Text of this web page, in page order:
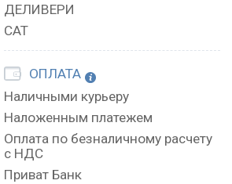
ДЕЛИВЕРИ
САТ
ОПЛАТА
Наличными курьеру
Наложенным платежем
Оплата по безналичному расчету
с НДС
Приват Банк